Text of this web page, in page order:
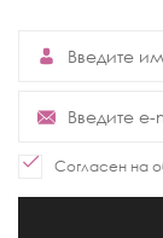
Согласен на